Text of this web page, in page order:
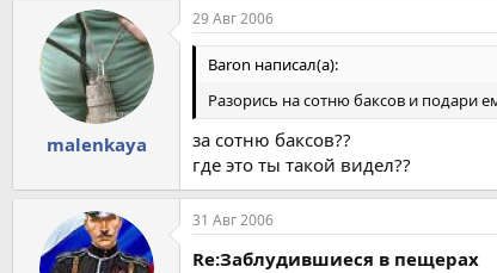
malenkaya
29 Авг 2006
Baron написал(а):
Разорись на сотню баксов и подари
за сотню баксов??
где это ты такой видел??
31 Авг 2006
Re:Заблудившиеся в пещерах